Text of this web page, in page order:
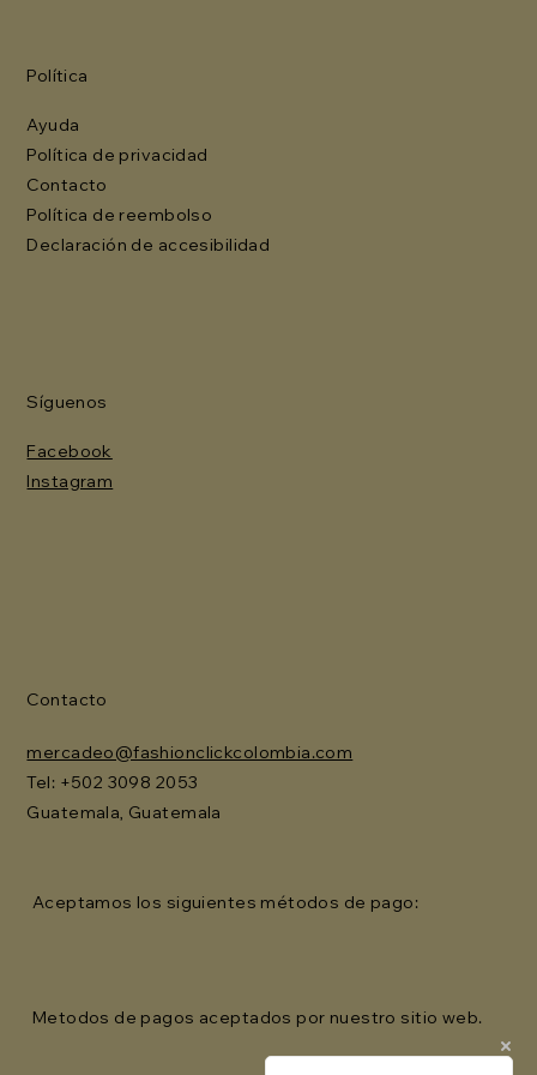
Política
Ayuda
Política de privacidad
Contacto
Política de reembolso
Declaración de accesibilidad
Síguenos
Facebook
Instagram
Contacto
mercadeo@fashionclickcolombia.com
Tel: ‪+502 3098 2053‬
Guatemala, Guatemala
Aceptamos los siguientes métodos de pago:
Metodos de pagos aceptados por nuestro sitio web.